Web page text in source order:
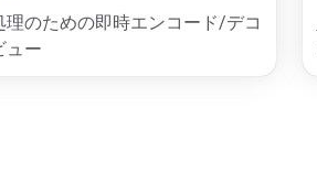
のための即時エンコード/デコ
ュー